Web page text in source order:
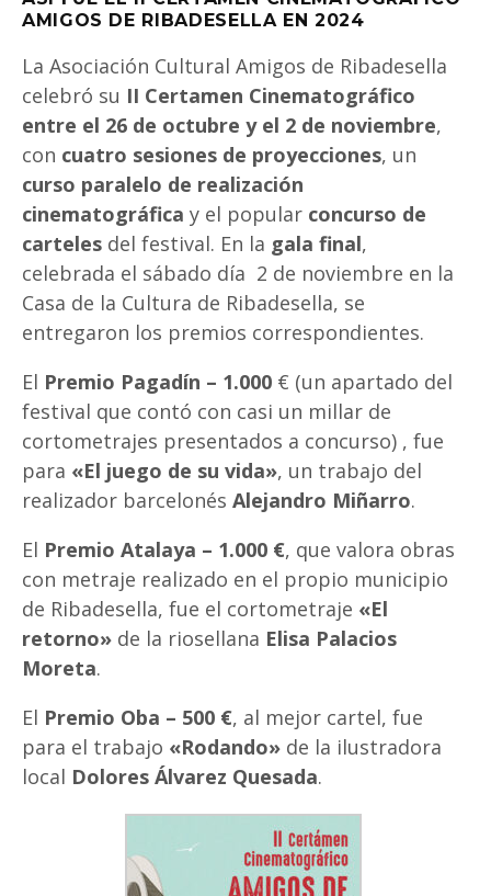
AMIGOS DE RIBADESELLA EN 2024
La Asociación Cultural Amigos de Ribadesella
celebró su II Certamen Cinematográfico
entre el 26 de octubre y el 2 de noviembre,
con cuatro sesiones de proyecciones, un
curso paralelo de realización
cinematográfica y el popular concurso de
carteles del festival. En la gala final,
celebrada el sábado día 2 de noviembre en la
Casa de la Cultura de Ribadesella, se
entregaron los premios correspondientes.
El Premio Pagadín – 1.000 € (un apartado del
festival que contó con casi un millar de
cortometrajes presentados a concurso) , fue
para «El juego de su vida», un trabajo del
realizador barcelonés Alejandro Miñarro.
El Premio Atalaya – 1.000 €, que valora obras
con metraje realizado en el propio municipio
de Ribadesella, fue el cortometraje «El
retorno» de la riosellana Elisa Palacios
Moreta.
El Premio Oba – 500 €, al mejor cartel, fue
para el trabajo «Rodando» de la ilustradora
local Dolores Álvarez Quesada.